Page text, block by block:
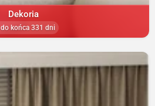
Dekoria
do końca 331 dni